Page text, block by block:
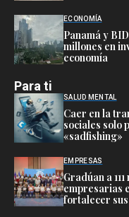
ECONOMÍA
Panamá y
millones en
economía
Para ti
SALUD MENTAL
Caer en la
sociales solo
«sadfishing»
EMPRESAS
Gradúan a
empresarias
fortalecer sus